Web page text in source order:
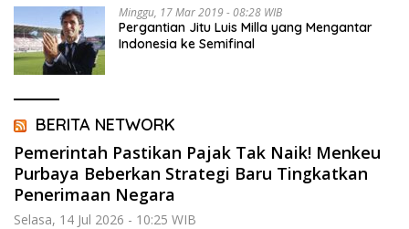
Minggu, 17 Mar 2019 - 08:28 WIB
Pergantian Jitu Luis Milla yang Mengantar
Indonesia ke Semifinal
BERITA NETWORK
Pemerintah Pastikan Pajak Tak Naik! Menkeu
Purbaya Beberkan Strategi Baru Tingkatkan
Penerimaan Negara
Selasa, 14 Jul 2026 - 10:25 WIB